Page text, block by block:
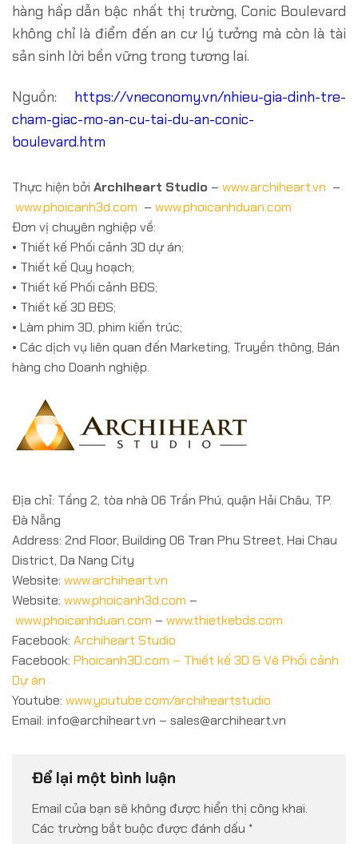
hàng hấp dẫn bậc nhất thị trường, Conic Boulevard
không chỉ là điểm đến an cư lý tưởng mà còn là tài
sản sinh lời bền vững trong tương lai.
Nguồn: https://vneconomy.vn/nhieu-gia-dinh-tre-
cham-giac-mo-an-cu-tai-du-an-conic-
boulevard.htm
Thực hiện bởi Archiheart Studio – www.archiheart.vn –
www.phoicanh3d.com – www.phoicanhduan.com
Đơn vị chuyên nghiệp về:
• Thiết kế Phối cảnh 3D dự án;
• Thiết kế Quy hoạch;
• Thiết kế Phối cảnh BĐS;
• Thiết kế 3D BĐS;
• Làm phim 3D, phim kiến trúc;
• Các dịch vụ liên quan đến Marketing, Truyền thông, Bán
hàng cho Doanh nghiệp.
Địa chỉ: Tầng 2, tòa nhà 06 Trần Phú, quận Hải Châu, TP.
Đà Nẵng
Address: 2nd Floor, Building 06 Tran Phu Street, Hai Chau
District, Da Nang City
Website: www.archiheart.vn
Website: www.phoicanh3d.com –
www.phoicanhduan.com – www.thietkebds.com
Facebook: Archiheart Studio
Facebook: Phoicanh3D.com – Thiết kế 3D & Vẽ Phối cảnh
Dự án
Youtube: www.youtube.com/archiheartstudio
Email: info@archiheart.vn – sales@archiheart.vn
Để lại một bình luận
Email của bạn sẽ không được hiển thị công khai.
Các trường bắt buộc được đánh dấu *